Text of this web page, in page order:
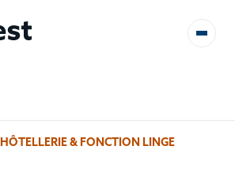
HÔTELLERIE & FONCTION LINGE